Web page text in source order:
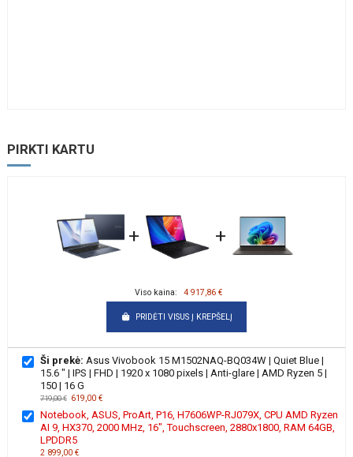
PIRKTI KARTU
+ +
Viso kaina: 4 917,86 €
PRIDĖTI VISUS Į KREPŠELĮ
Ši prekė: Asus Vivobook 15 M1502NAQ-BQ034W | Quiet Blue |
15.6 " | IPS | FHD | 1920 x 1080 pixels | Anti-glare | AMD Ryzen 5 |
150 | 16 G
719,00 € 619,00 €
Notebook, ASUS, ProArt, P16, H7606WP-RJ079X, CPU AMD Ryzen
AI 9, HX370, 2000 MHz, 16", Touchscreen, 2880x1800, RAM 64GB,
LPDDR5
2 899,00 €